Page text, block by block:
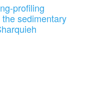
profiling
sedimentary